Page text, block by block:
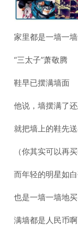
家里都是一墙一
“三太子”萧敬腾
鞋早已摆满墙面
他说，墙摆满了
就把墙上的鞋先
（你其实可以再
而年轻的明星如
也是一墙一墙地买
满墙都是人民币啊